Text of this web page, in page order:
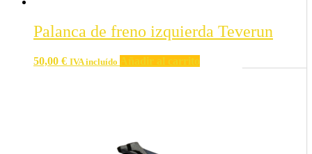
Palanca de freno izquierda Teverun
50,00 € IVA incluído